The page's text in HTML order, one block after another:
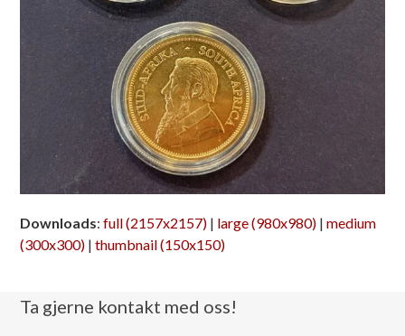
Downloads:full (2157x2157) | large (980x980) |medium
(300x300) |thumbnail (150x150)
Ta gjerne kontakt med oss!